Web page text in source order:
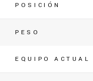
POSICIÓN
PESO
EQUIPO ACTUAL